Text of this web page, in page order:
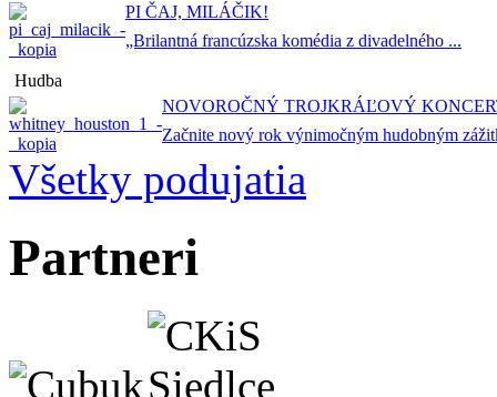
PI ČAJ, MILÁČIK!
„Brilantná francúzska komédia z divadelného ...
Hudba
NOVOROČNÝ TROJKRÁĽOVÝ
Začnite nový rok výnimočným hudobným
Všetky podujatia
Partneri